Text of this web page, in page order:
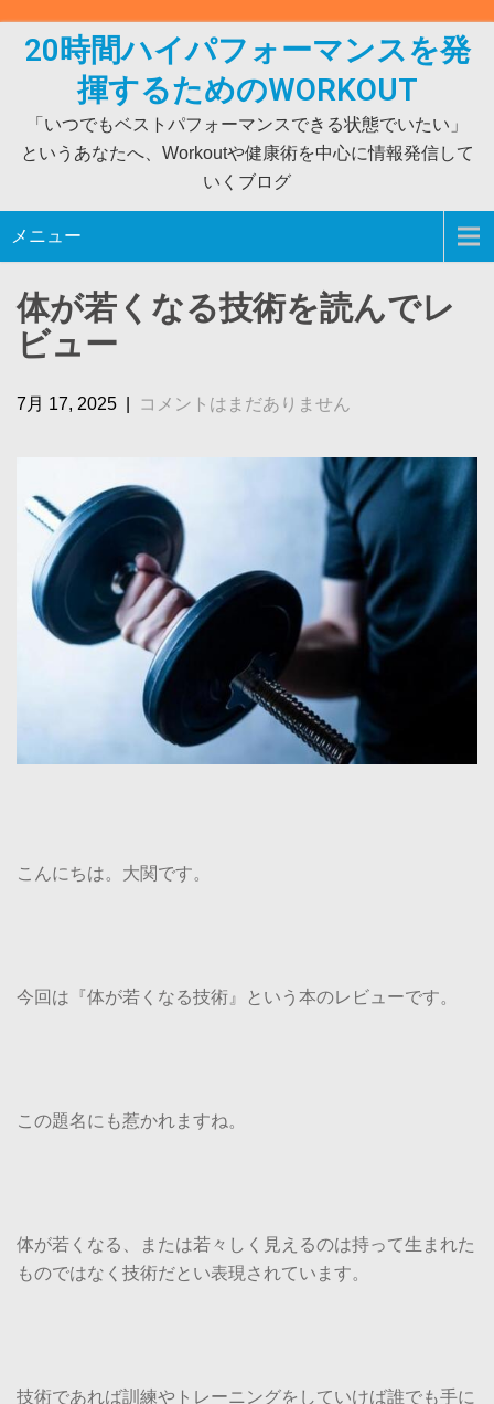
20時間ハイパフォーマンスを発
揮するためのWORKOUT
「いつでもベストパフォーマンスできる状態でいたい」
というあなたへ、Workoutや健康術を中心に情報発信して
いくブログ
メニュー
体が若くなる技術を読んでレ
ビュー
7月 17, 2025 コメントはまだありません
こんにちは。大関です。
今回は『体が若くなる技術』という本のレビューです。
この題名にも惹かれますね。
体が若くなる、または若々しく見えるのは持って生まれた
ものではなく技術だとい表現されています。
技術であれば訓練やトレーニングをしていけば誰でも手に